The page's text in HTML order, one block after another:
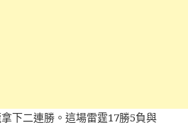
下二連勝。這場雷霆17勝5負與